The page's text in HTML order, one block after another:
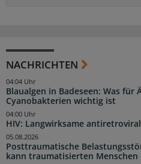
NACHRICHTEN
Blaualgen in Badeseen: Was für
Cyanobakterien wichtig ist
04:04 Uhr
HIV: Langwirksame
04:00 Uhr
Posttraumatische
kann traumatisierten Menschen
05.08.2026